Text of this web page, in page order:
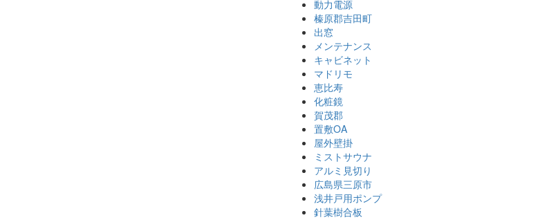
動力電源
榛原郡吉田町
出窓
メンテナンス
キャビネット
マドリモ
恵比寿
化粧鏡
賀茂郡
置敷OA
屋外壁掛
ミストサウナ
アルミ見切り
広島県三原市
浅井戸用ポンプ
針葉樹合板